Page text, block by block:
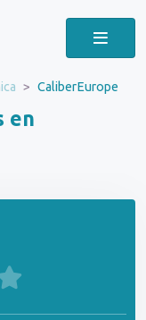
CaliberEurope
en